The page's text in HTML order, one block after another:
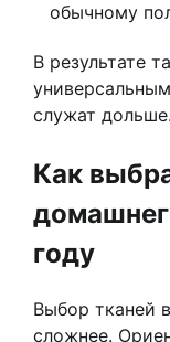
обычному
В результате
служат дольше.
Как
году
Выбор тканей
сложнее.